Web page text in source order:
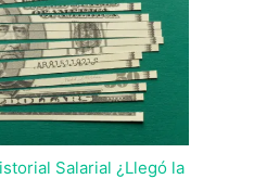
Salarial ¿Llegó la